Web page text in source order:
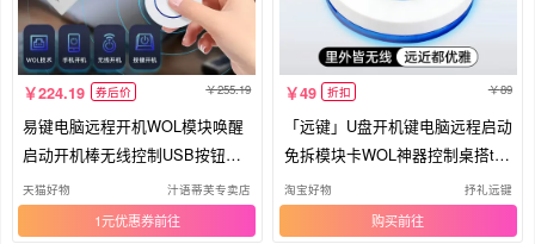
224.19 券后价 255.19
易键电脑远程开机WOL模块唤醒
启动开机棒无线控制USB按钮键
卡
天猫好物 汁语蒂芙专卖店
1元优惠券
49 折扣 89
「远键」U盘开机键电脑远程启动
免拆模块卡WOL神器控制桌搭tod
esk
淘宝好物 抒礼远键
购买